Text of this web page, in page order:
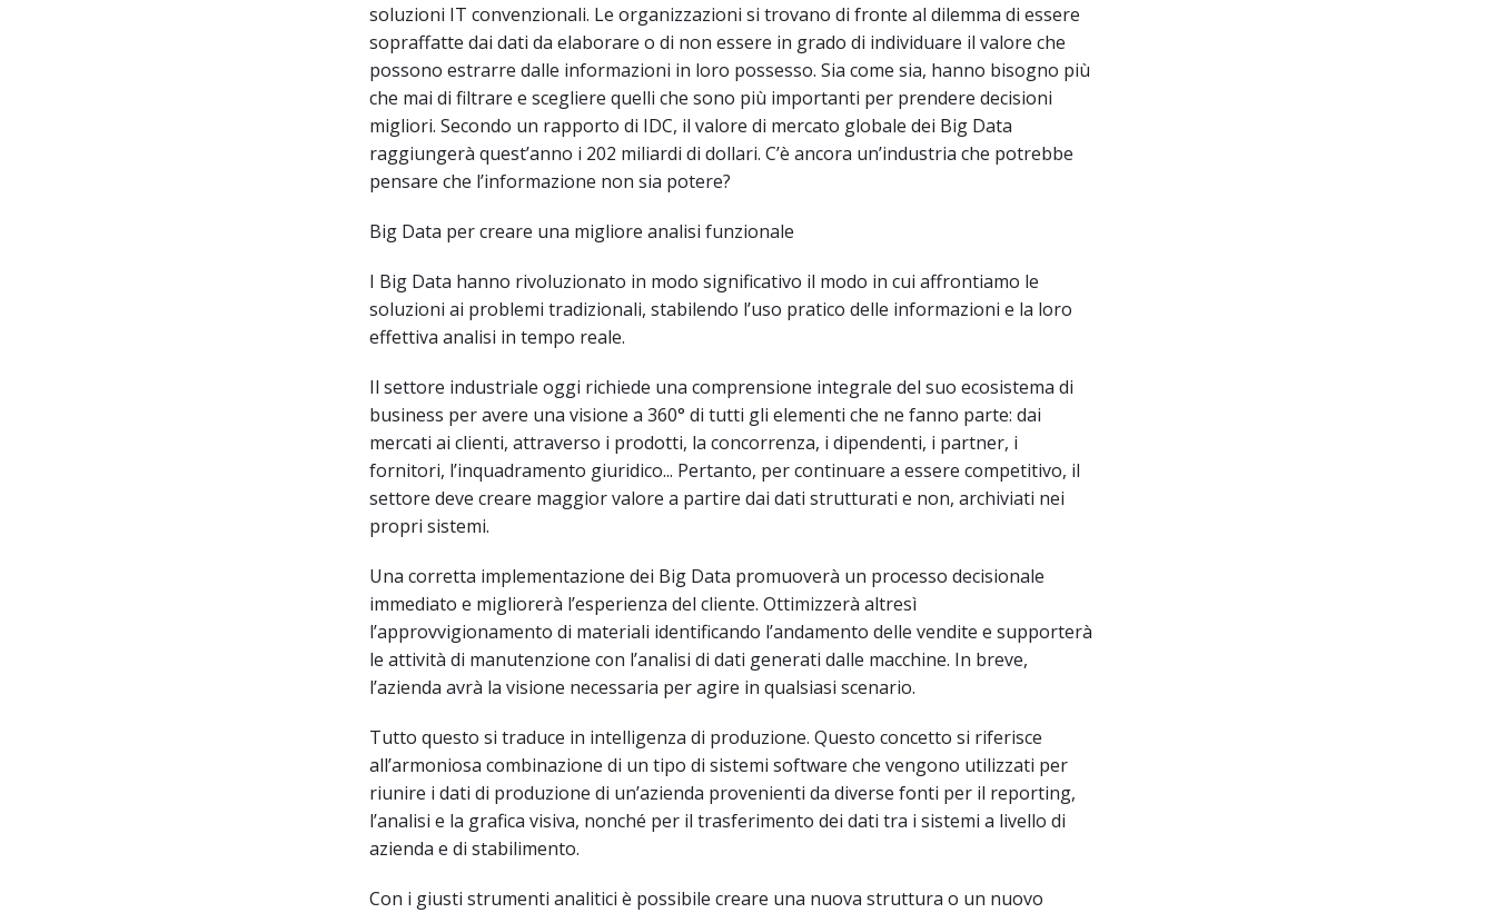
soluzioni IT convenzionali. Le organizzazioni si trovano di fronte al dilemma di essere
sopraffatte dai dati da elaborare o di non essere in grado di individuare il valore che
possono estrarre dalle informazioni in loro possesso. Sia come sia, hanno bisogno più
che mai di filtrare e scegliere quelli che sono più importanti per prendere decisioni
migliori. Secondo un rapporto di IDC, il valore di mercato globale dei Big Data
raggiungerà quest’anno i 202 miliardi di dollari. C’è ancora un’industria che potrebbe
pensare che l’informazione non sia potere?
Big Data per creare una migliore analisi funzionale
I Big Data hanno rivoluzionato in modo significativo il modo in cui affrontiamo le
soluzioni ai problemi tradizionali, stabilendo l’uso pratico delle informazioni e la loro
effettiva analisi in tempo reale.
Il settore industriale oggi richiede una comprensione integrale del suo ecosistema di
business per avere una visione a 360° di tutti gli elementi che ne fanno parte: dai
mercati ai clienti, attraverso i prodotti, la concorrenza, i dipendenti, i partner, i
fornitori, l’inquadramento giuridico... Pertanto, per continuare a essere competitivo, il
settore deve creare maggior valore a partire dai dati strutturati e non, archiviati nei
propri sistemi.
Una corretta implementazione dei Big Data promuoverà un processo decisionale
immediato e migliorerà l’esperienza del cliente. Ottimizzerà altresì
l’approvvigionamento di materiali identificando l’andamento delle vendite e supporterà
le attività di manutenzione con l’analisi di dati generati dalle macchine. In breve,
l’azienda avrà la visione necessaria per agire in qualsiasi scenario.
Tutto questo si traduce in intelligenza di produzione. Questo concetto si riferisce
all’armoniosa combinazione di un tipo di sistemi software che vengono utilizzati per
riunire i dati di produzione di un’azienda provenienti da diverse fonti per il reporting,
l’analisi e la grafica visiva, nonché per il trasferimento dei dati tra i sistemi a livello di
azienda e di stabilimento.
Con i giusti strumenti analitici è possibile creare una nuova struttura o un nuovo